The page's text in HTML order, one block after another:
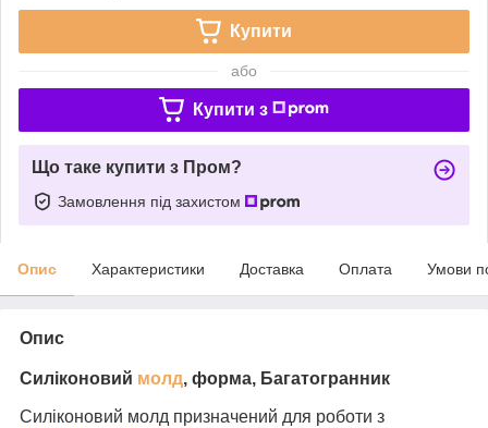
Купити
або
Купити з
Що таке купити з Пром?
Замовлення під захистом
Опис Характеристики Доставка Оплата Умови
Опис
Силіконовий молд, форма, Багатогранник
Силіконовий молд призначений для роботи з